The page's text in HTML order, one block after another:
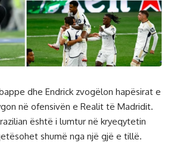
dhe Endrick zvogëlon hapësirat e
në ofensivën e Realit të Madridit.
është i lumtur në kryeqytetin
shumë nga një gjë e tillë.